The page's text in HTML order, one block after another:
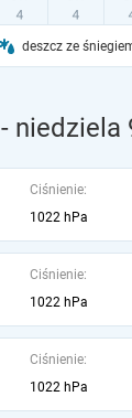
deszcz ze
- niedziela
Ciśnienie:
1022 hPa
Ciśnienie:
1022 hPa
Ciśnienie:
1022 hPa